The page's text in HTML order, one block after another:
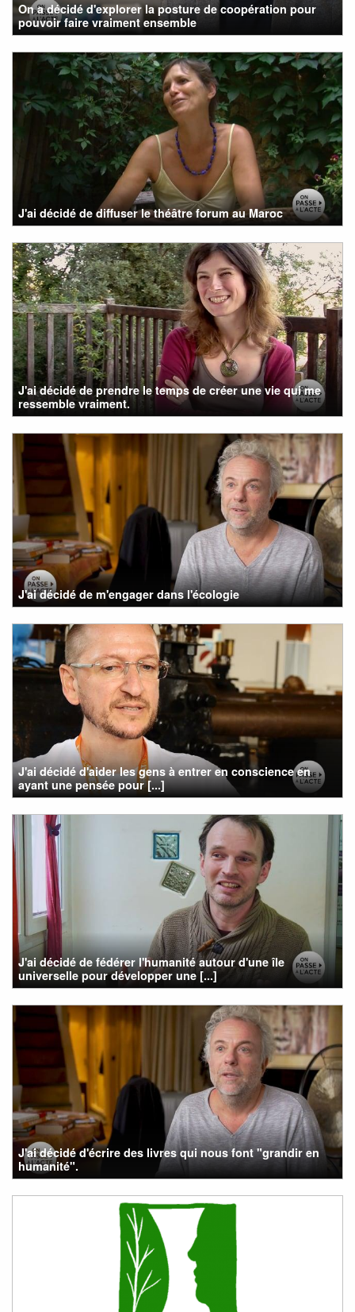
On a décidé d'explorer la posture de coopération pour
pouvoir faire vraiment ensemble
J'ai décidé de diffuser le théâtre forum au Maroc
J'ai décidé de prendre le temps de créer une vie qui me
ressemble vraiment.
J'ai décidé de m'engager dans l'écologie
J'ai décidé d'aider les gens à entrer en conscience en
ayant une pensée pour [...]
J'ai décidé de fédérer l'humanité autour d'une île
universelle pour développer une [...]
J'ai décidé d'écrire des livres qui nous font "grandir en
humanité".